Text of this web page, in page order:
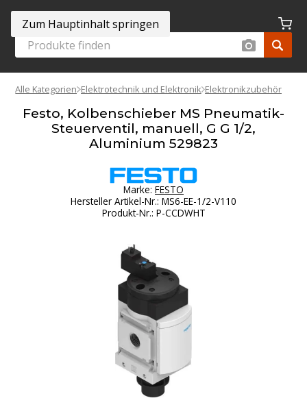
Zum Hauptinhalt springen
Alle Kategorien Elektrotechnik und Elektronik Elektronikzubehör
Festo, Kolbenschieber MS Pneumatik-
Steuerventil, manuell, G G 1/2,
Aluminium 529823
Marke: FESTO
Hersteller Artikel-Nr.: MS6-EE-1/2-V110
Produkt-Nr.: P-CCDWHT